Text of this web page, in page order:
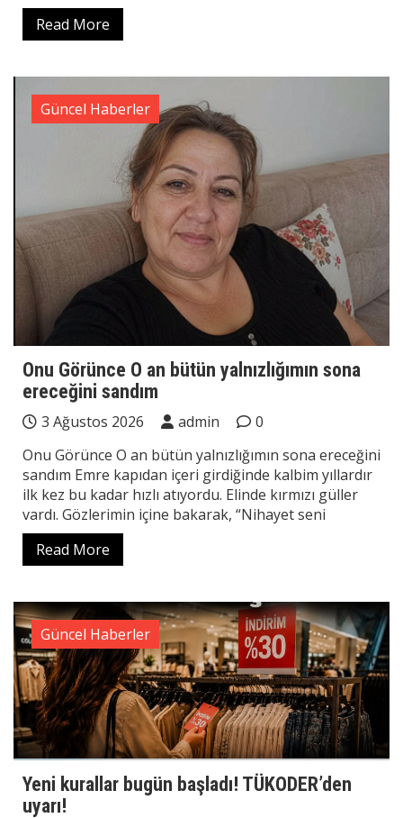
Read More
Güncel Haberler
Onu Görünce O an bütün yalnızlığımın sona
ereceğini sandım
3 Ağustos 2026 admin
0
Onu Görünce O an bütün yalnızlığımın sona ereceğini
sandım Emre kapıdan içeri girdiğinde kalbim yıllardır
ilk kez bu kadar hızlı atıyordu. Elinde kırmızı güller
vardı. Gözlerimin içine bakarak, “Nihayet seni
Read More
Güncel Haberler
Yeni kurallar bugün başladı! TÜKODER’den
uyarı!